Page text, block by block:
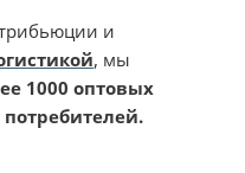
и
, мы
1000 оптовых